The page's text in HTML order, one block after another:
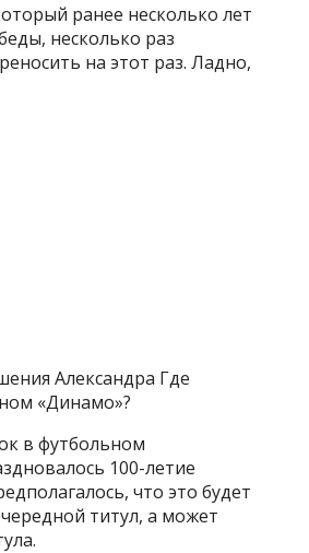
ранее несколько лет
несколько раз
на этот раз. Ладно,
Александра Где
«Динамо»?
в футбольном
100-летие
что это будет
титул, а может